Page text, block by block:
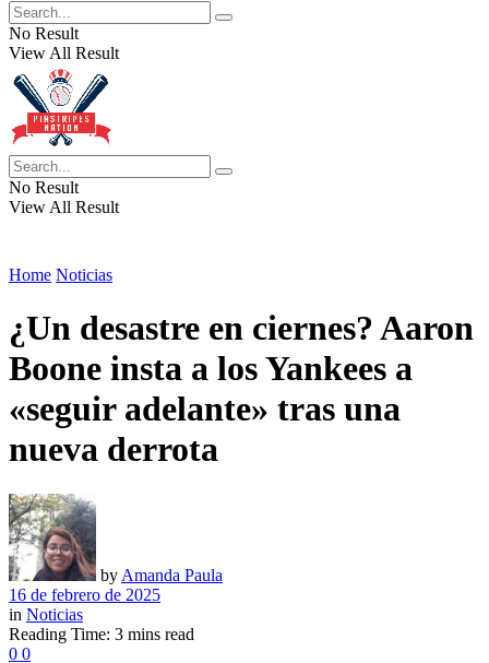
No Result
View All Result
No Result
View All Result
Home Noticias
¿Un desastre en ciernes? Aaron
Boone insta a los Yankees a
«seguir adelante» tras una
nueva derrota
by Amanda Paula
16 de febrero de 2025
in Noticias
Reading Time: 3 mins read
0 0